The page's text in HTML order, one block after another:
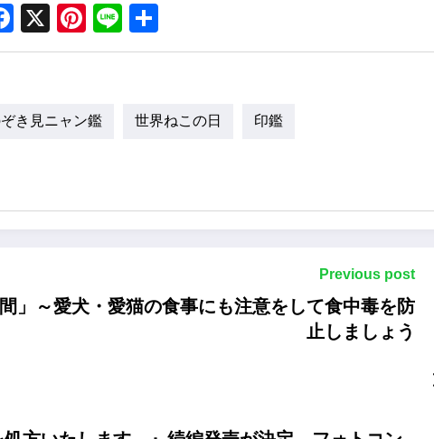
Facebook
X Pinterest
Line
き見ニャン鑑 世界ねこの日 印鑑
Previous post
」～愛犬・愛猫の食事にも注意をして食中毒を防
止しましょう